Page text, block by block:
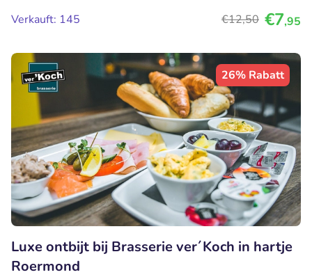
Verkauft: 145
€12,50 €7,95
26% Rabatt
Luxe ontbijt bij Brasserie ver´Koch in hartje
Roermond